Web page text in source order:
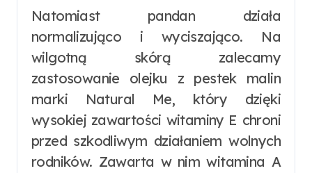
Natomiast pandan działa
normalizująco i wyciszająco. Na
wilgotną skórą zalecamy
zastosowanie olejku z pestek malin
marki Natural Me, który dzięki
wysokiej zawartości witaminy E chroni
przed szkodliwym działaniem wolnych
rodników. Zawarta w nim witamina A